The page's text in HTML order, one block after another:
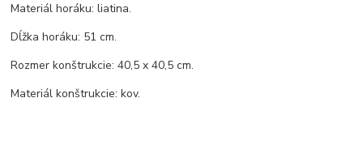
Materiál horáku: liatina.
Dĺžka horáku: 51 cm.
Rozmer konštrukcie: 40,5 x 40,5 cm.
Materiál konštrukcie: kov.